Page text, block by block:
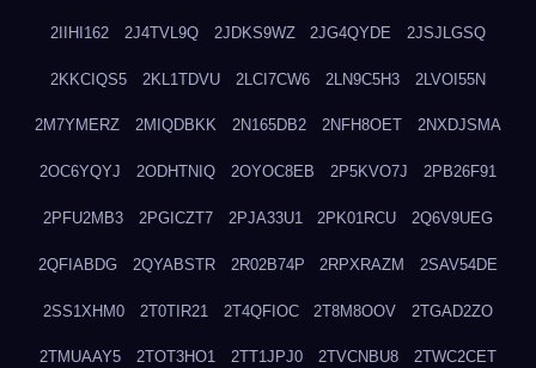
2IIHI162 2J4TVL9Q 2JDKS9WZ 2JG4QYDE 2JSJLGSQ
2KKCIQS5 2KL1TDVU 2LCI7CW6 2LN9C5H3 2LVOI55N
2M7YMERZ 2MIQDBKK 2N165DB2 2NFH8OET 2NXDJSMA
2OC6YQYJ 2ODHTNIQ 2OYOC8EB 2P5KVO7J 2PB26F91
2PFU2MB3 2PGICZT7 2PJA33U1 2PK01RCU 2Q6V9UEG
2QFIABDG 2QYABSTR 2R02B74P 2RPXRAZM 2SAV54DE
2SS1XHM0 2T0TIR21 2T4QFIOC 2T8M8OOV 2TGAD2ZO
2TMUAAY5 2TOT3HO1 2TT1JPJ0 2TVCNBU8 2TWC2CET